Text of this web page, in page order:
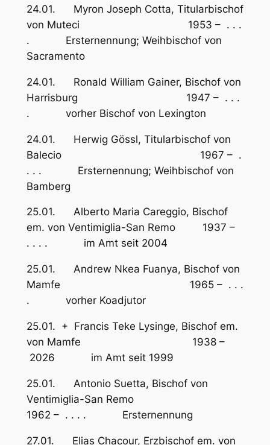
24.01. Myron Joseph Cotta, Titularbischof
von Muteci 1953 – . . .
. Ersternennung; Weihbischof von
Sacramento
24.01. Ronald William Gainer, Bischof von
Harrisburg 1947 – . . .
. vorher Bischof von Lexington
24.01. Herwig Gössl, Titularbischof von
Balecio 1967 – .
. . . Ersternennung; Weihbischof von
Bamberg
25.01. Alberto Maria Careggio, Bischof
em. von Ventimiglia-San Remo 1937 –
. . . . im Amt seit 2004
25.01. Andrew Nkea Fuanya, Bischof von
Mamfe 1965 – . . .
. vorher Koadjutor
25.01. + Francis Teke Lysinge, Bischof em.
von Mamfe 1938 –
2026 im Amt seit 1999
25.01. Antonio Suetta, Bischof von
Ventimiglia-San Remo
1962 – . . . . Ersternennung
27.01. Elias Chacour, Erzbischof em. von